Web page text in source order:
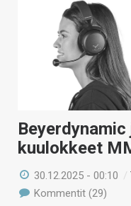
VAIHDA TEEMA
HAKU
kuulokkeet
30.12.2025 - 00:10 /
Kommentit (29)